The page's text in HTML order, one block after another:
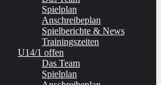
Spielplan
Anschreibeplan
Spielberichte & News
Trainingszeiten
U14/1 offen
Das Team
Spielplan